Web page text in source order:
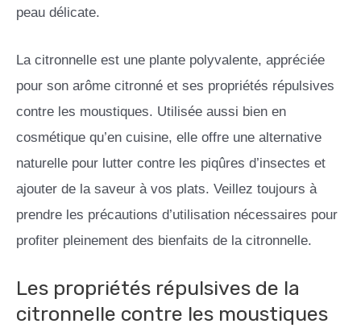
peau délicate.
La citronnelle est une plante polyvalente, appréciée
pour son arôme citronné et ses propriétés répulsives
contre les moustiques. Utilisée aussi bien en
cosmétique qu’en cuisine, elle offre une alternative
naturelle pour lutter contre les piqûres d’insectes et
ajouter de la saveur à vos plats. Veillez toujours à
prendre les précautions d’utilisation nécessaires pour
profiter pleinement des bienfaits de la citronnelle.
Les propriétés répulsives de la
citronnelle contre les moustiques